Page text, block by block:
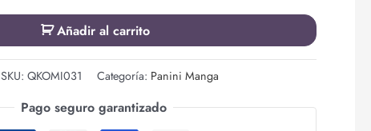
Añadir al carrito
SKU:QKOMI031 Categoría: Panini Manga
Pago seguro garantizado